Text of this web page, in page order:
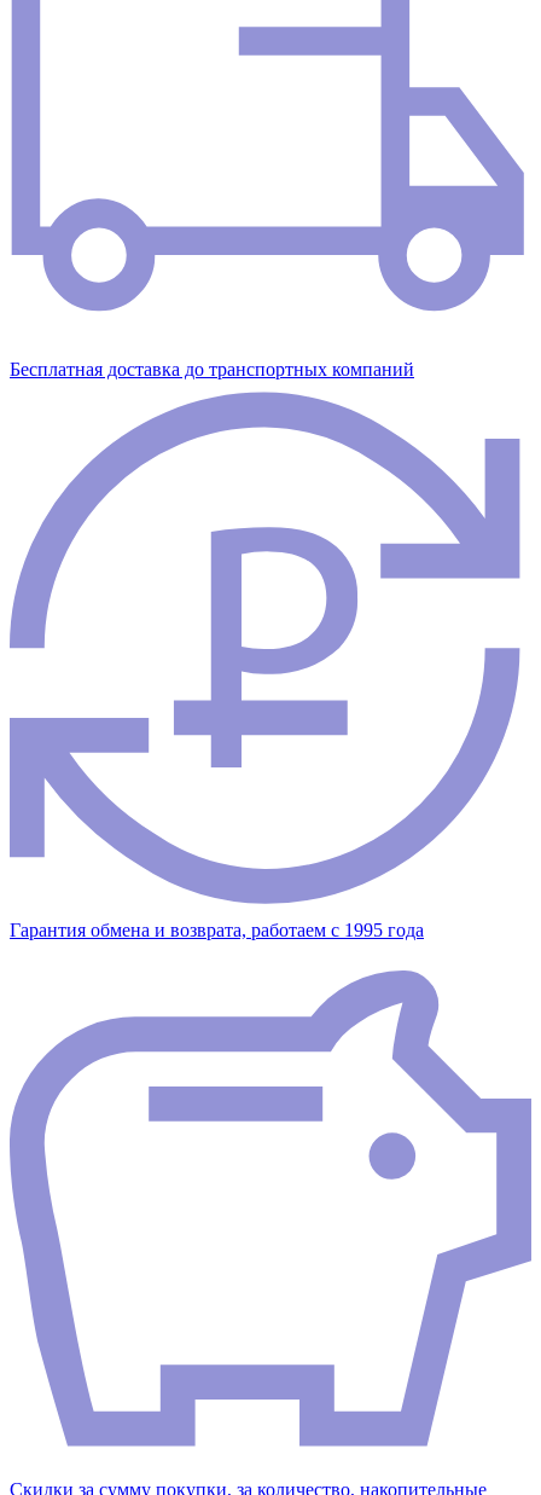
Бесплатная доставка до транспортных компаний
Гарантия обмена и возврата, работаем с 1995 года
Скидки за сумму покупки, за количество, накопительные